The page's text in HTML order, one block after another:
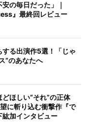
の毎日だった」｜
』最終回レビュー
る出演作5選！「じゃ
”のあなたへ
ほしい“それ”の正体
に斬り込む衝撃作『で
紘加インタビュー